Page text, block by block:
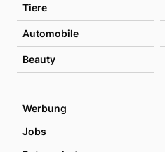
Tiere
Automobile
Beauty
Werbung
Jobs